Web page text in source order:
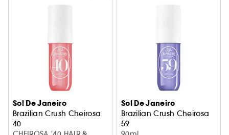
Sol De Janeiro
Brazilian Crush Cheirosa
40
Sol De Janeiro
Brazilian Crush Cheirosa
59